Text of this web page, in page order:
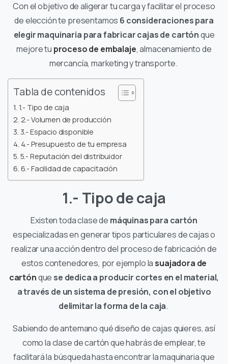
Con el objetivo de aligerar tu carga y facilitar el proceso
de elección te presentamos 6 consideraciones para
elegir maquinaria para fabricar cajas de cartónque
mejore tu proceso de embalaje, almacenamiento de
mercancía, marketing y transporte.
Tabla de contenidos
1.- Tipo de caja
2.- Volumen de producción
3.- Espacio disponible
4.- Presupuesto de tu empresa
5.- Reputación del distribuidor
6.- Facilidad de capacitación
1.- Tipo de caja
Existen toda clase de máquinas para cartón
especializadas en generar tipos particulares de cajas o
realizar una acción dentro del proceso de fabricación de
estos contenedores, por ejemplo lasuajadora de
cartónque se dedica a producir cortes en el material,
a través de un sistema de presión, con el objetivo
delimitar la forma de la caja.
Sabiendo de antemano qué diseño de cajas quieres, así
como la clase de cartón que habrás de emplear, te
facilitará la búsqueda hasta encontrar la maquinaria que